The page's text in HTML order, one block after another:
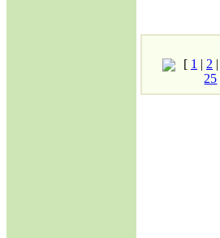
[ 1 | 2 |
25